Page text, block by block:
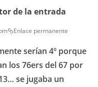
de la entrada
Enlace permanente
serían 4º porque
los 76ers del 67 por
se jugaba un